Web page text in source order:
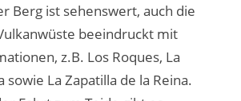
Berg ist sehenswert, auch die
beeindruckt mit
z.B. Los Roques, La
sowie La Zapatilla de la Reina.